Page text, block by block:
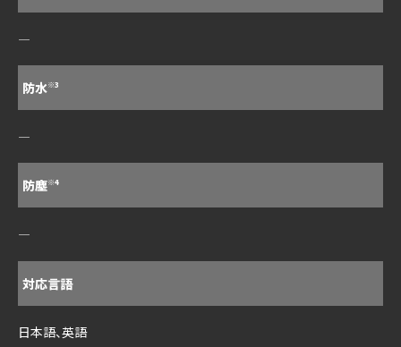
―
防水※3
―
防塵※4
―
対応言語
日本語、英語